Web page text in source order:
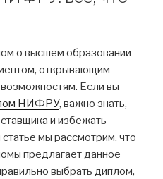
о высшем образовании
открывающим
Если вы
НИФРУ, важно знать,
и избежать
мы рассмотрим, что
предлагает данное
выбрать диплом,